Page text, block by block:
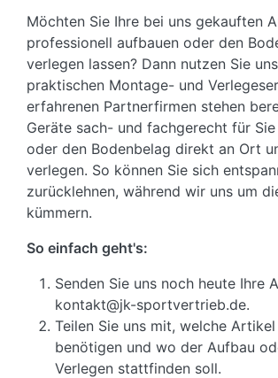
Möchten Sie Ihre bei uns gekauften
professionell aufbauen oder den
verlegen lassen? Dann nutzen Sie
praktischen Montage- und
erfahrenen Partnerfirmen stehen
Geräte sach- und fachgerecht für
oder den Bodenbelag direkt an Ort
verlegen. So können Sie sich
zurücklehnen, während wir uns um
kümmern.
So einfach geht's:
Senden Sie uns noch heute Ihre
kontakt@jk-sportvertrieb.de.
Teilen Sie uns mit, welche Artikel
benötigen und wo der Aufbau
Verlegen stattfinden soll.